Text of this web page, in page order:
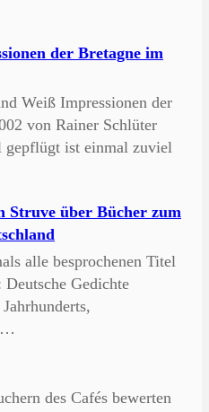
der Bretagne im
Weiß Impressionen der
von Rainer Schlüter
gepflügt ist einmal zuviel
über Bücher zum
alle besprochenen Titel
Gedichte
…
des Cafés bewerten